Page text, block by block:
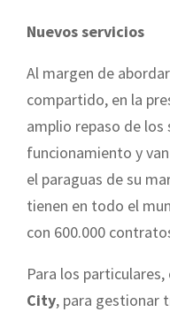
Nuevos servicios
Al margen de
compartido, en la
amplio repaso de los
funcionamiento y
el paraguas de su
tienen en todo el
con 600.000
Para los
City, para gestionar